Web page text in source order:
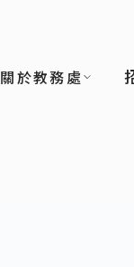
關於教務處